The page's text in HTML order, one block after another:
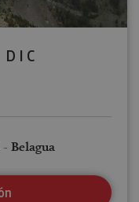
Belagua